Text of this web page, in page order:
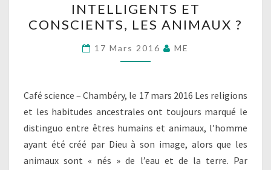
ET
CONSCIENTS,
LES
ANIMAUX
INTELLIGENTS ET
CONSCIENTS, LES ANIMAUX ?
17 Mars 2016 ME
Café science – Chambéry, le 17 mars 2016 Les religions
et les habitudes ancestrales ont toujours marqué le
distinguo entre êtres humains et animaux, l’homme
ayant été créé par Dieu à son image, alors que les
animaux sont « nés » de l’eau et de la terre. Par